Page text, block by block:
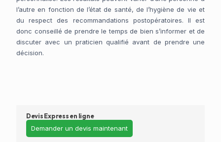
l’autre en fonction de l’état de santé, de l’hygiène de vie et
du respect des recommandations postopératoires. Il est
donc conseillé de prendre le temps de bien s’informer et de
discuter avec un praticien qualifié avant de prendre une
décision.
Devis Express en ligne
Demander un devis maintenant